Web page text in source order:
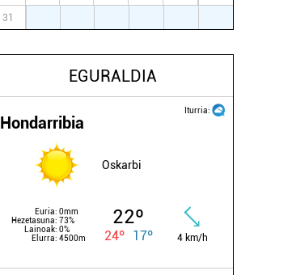
31
EGURALDIA
Iturria:
Hondarribia
Oskarbi
Euria: 0mm
Hezetasuna: 73%
Lainoak: 0%
Elurra: 4500m
22º
24º 17º 4 km/h